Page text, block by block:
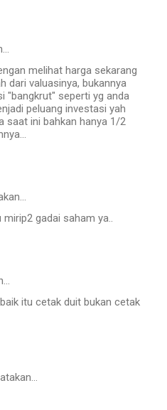
melihat harga sekarang
dari valuasinya, bukannya
"bangkrut" seperti yg anda
peluang investasi yah
saat ini bahkan hanya 1/2
gadai saham ya..
itu cetak duit bukan cetak